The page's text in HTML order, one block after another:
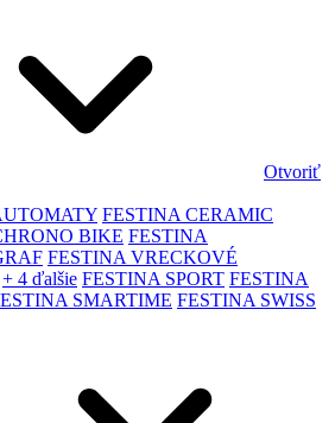
Otvoriť
FESTINA CERAMIC
BIKE FESTINA
FESTINA VRECKOVÉ
+ 4 ďalšie FESTINA SPORT FESTINA
SMARTIME FESTINA SWISS